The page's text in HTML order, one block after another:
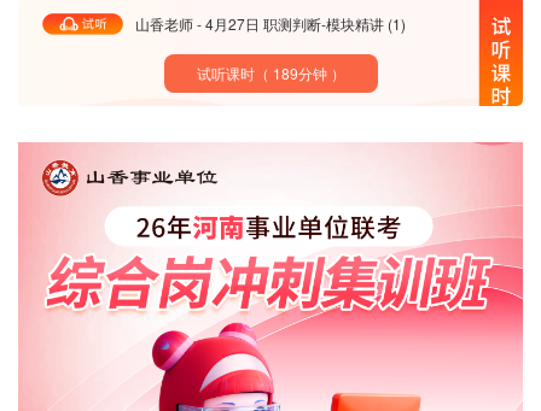
山香老师 - 4月27日 职测判断-模块精讲 (1)
试听课时（ 189分钟 ）